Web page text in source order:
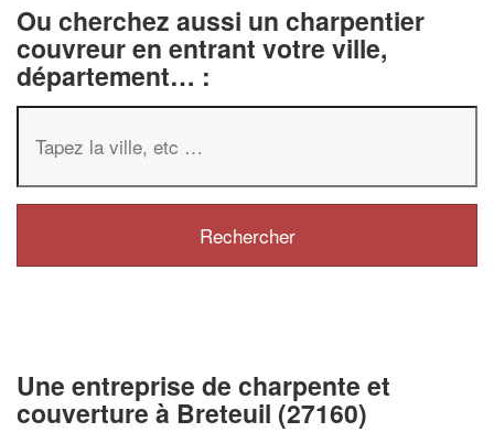
Ou cherchez aussi un charpentier
couvreur en entrant votre ville,
département… :
Une entreprise de charpente et
couverture à Breteuil (27160)
✕
Vous êtes un
marges tout en
nouveaux clients